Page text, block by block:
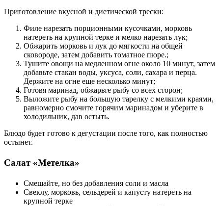
Приготовление вкусной и диетической трески:
Филе нарезать порционными кусочками, морковь
натереть на крупной терке и мелко нарезать лук;
Обжарить морковь и лук до мягкости на общей
сковороде, затем добавить томатное пюре.;
Тушите овощи на медленном огне около 10 минут, затем
добавьте стакан воды, уксуса, соли, сахара и перца.
Держите на огне еще несколько минут;
Готовя маринад, обжарьте рыбу со всех сторон;
Выложите рыбу на большую тарелку с мелкими краями,
равномерно смочите горячим маринадом и уберите в
холодильник, дав остыть.
Блюдо будет готово к дегустации после того, как полностью
остынет.
Салат «Метелка»
Смешайте, но без добавления соли и масла
Свеклу, морковь, сельдерей и капусту натереть на
крупной терке